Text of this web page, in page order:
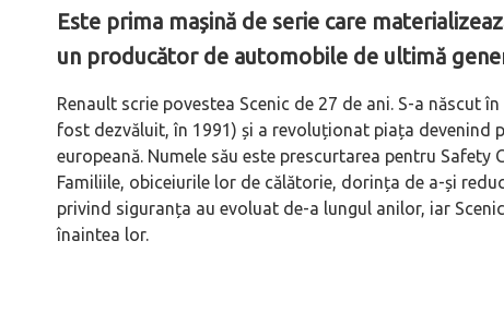
Este prima mașină de serie care
un producător de automobile de ultimă
Renault scrie povestea Scenic de 27 de ani. S-a născut
fost dezvăluit, în 1991) și a revoluționat piața
europeană. Numele său este prescurtarea pentru Safety
Familiile, obiceiurile lor de călătorie, dorința de a-și
privind siguranța au evoluat de-a lungul anilor, iar
înaintea lor.